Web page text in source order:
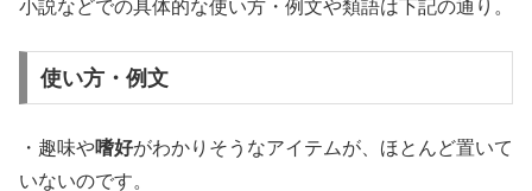
小説などでの具体的な使い方・例文や類語は下記の通り。
使い方・例文
・趣味や嗜好がわかりそうなアイテムが、ほとんど置いて
いないのです。